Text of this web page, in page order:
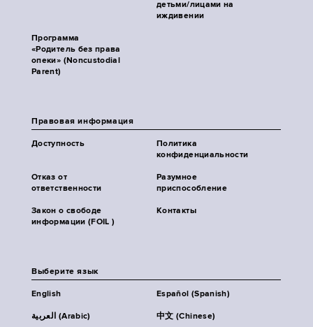
детьми/лицами на
иждивении
Программа
«Родитель без права
опеки» (Noncustodial
Parent)
Правовая информация
Доступность
Политика
конфиденциальности
Отказ от
ответственности
Разумное
приспособление
Закон о свободе
информации (FOIL )
Контакты
Выберите язык
English Español (Spanish)
العربية (Arabic) 中文 (Chinese)